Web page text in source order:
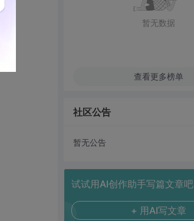
暂无数据
查看更多榜单
社区公告
暂无公告
试试用AI创作助手写篇文章吧
+ 用AI写文章